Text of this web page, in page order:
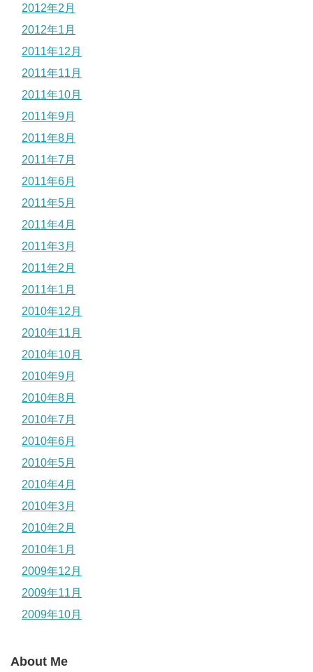
2012年2月
2012年1月
2011年12月
2011年11月
2011年10月
2011年9月
2011年8月
2011年7月
2011年6月
2011年5月
2011年4月
2011年3月
2011年2月
2011年1月
2010年12月
2010年11月
2010年10月
2010年9月
2010年8月
2010年7月
2010年6月
2010年5月
2010年4月
2010年3月
2010年2月
2010年1月
2009年12月
2009年11月
2009年10月
About Me